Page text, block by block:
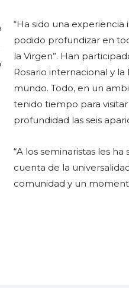
“Ha sido una
podido profundizar en
la Virgen”. Han
Rosario internacional y
mundo. Todo, en un
tenido tiempo para
profundidad las seis
“A los seminaristas les
cuenta de la
comunidad y un